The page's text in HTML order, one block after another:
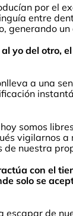
por el
entre
generando
yo del
a una
somos
vigilarnos
nuestra
con el
solo se
escapar de